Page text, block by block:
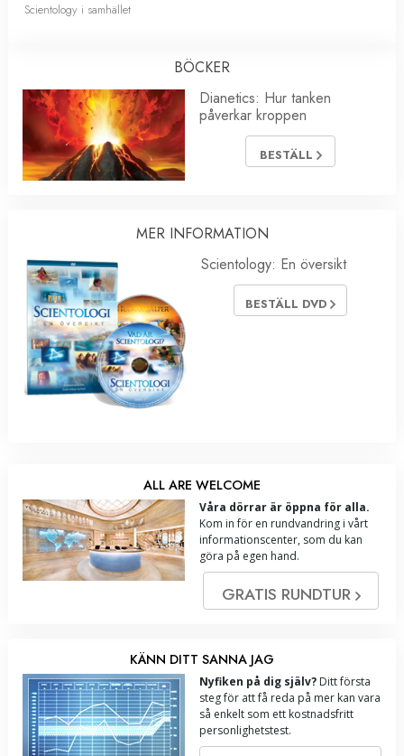
Scientology i samhället
BÖCKER
Dianetics: Hur tanken
påverkar kroppen
BESTÄLL
MER INFORMATION
Scientology: En översikt
BESTÄLL DVD
ALL ARE WELCOME
Våra dörrar är öppna för alla.
Kom in för en rundvandring i vårt
informationscenter, som du kan
göra på egen hand.
GRATIS RUNDTUR
KÄNN DITT SANNA JAG
Nyfiken på dig själv? Ditt första
steg för att få reda på mer kan vara
så enkelt som ett kostnadsfritt
personlighetstest.